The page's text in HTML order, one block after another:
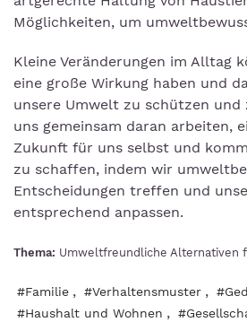
Möglichkeiten, um
Kleine Veränderungen im Alltag
eine große Wirkung haben und
unsere Umwelt zu schützen und
uns gemeinsam daran arbeiten,
Zukunft für uns selbst und
zu schaffen, indem wir
Entscheidungen treffen und
entsprechend anpassen.
Thema: Umweltfreundliche Alternativen
#Familie , #Verhaltensmuster ,
#Haushalt und Wohnen ,